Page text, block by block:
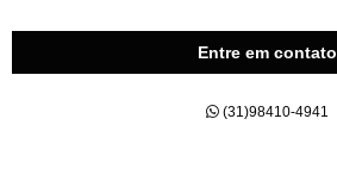
Entre em contato
(31)98410-4941